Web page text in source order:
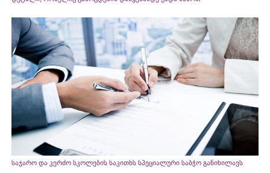
საჯარო და კერძო სკოლების საკითხს სპეციალური საბჭო განიხილავს